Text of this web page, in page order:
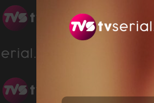
navigazione
contenuto